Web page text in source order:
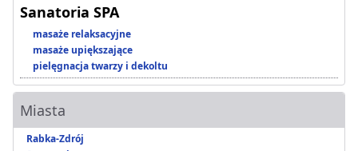
Sanatoria SPA
masaże relaksacyjne
masaże upiększające
pielęgnacja twarzy i dekoltu
Miasta
Rabka-Zdrój